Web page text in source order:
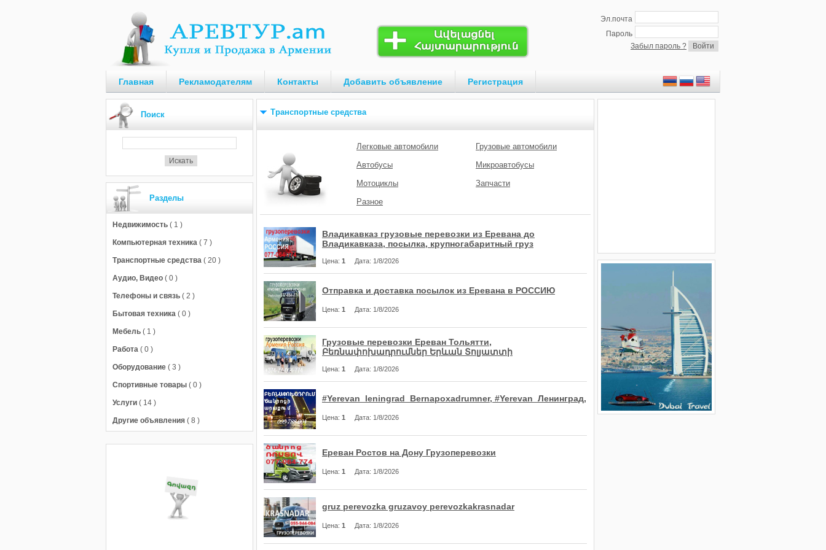
Эл.почта
Пароль
Забыл пароль ?
Главная Рекламодателям Контакты Добавить объявление Регистрация
Поиск
Разделы
Недвижимость ( 1 )
Компьютерная техника ( 7 )
Транспортные средства ( 20 )
Аудио, Видео ( 0 )
Телефоны и связь ( 2 )
Бытовая техника ( 0 )
Мебель ( 1 )
Работа ( 0 )
Оборудование ( 3 )
Спортивные товары ( 0 )
Услуги ( 14 )
Другие объявления ( 8 )
Транспортные средства
Легковые автомобили
Грузовые автомобили
Автобусы
Микроавтобусы
Мотоциклы
Запчасти
Разное
Владикавказ грузовые перевозки из Еревана до
Владикавказа, посылка, крупногабаритный груз
Цена: 1 Дата: 1/8/2026
Отправка и доставка посылок из Еревана в РОССИЮ
Цена: 1 Дата: 1/8/2026
Грузовые перевозки Ереван Тольятти,
Բեռնափոխադրումներ Երևան Տոլյատտի
Цена: 1 Дата: 1/8/2026
#Yerevan_leningrad_Bernapoxadrumner, #Yerevan_Ленинград,
Цена: 1 Дата: 1/8/2026
Ереван Ростов на Дону Грузоперевозки
Цена: 1 Дата: 1/8/2026
gruz perevozka gruzavoy perevozkakrasnadar
Цена: 1 Дата: 1/8/2026